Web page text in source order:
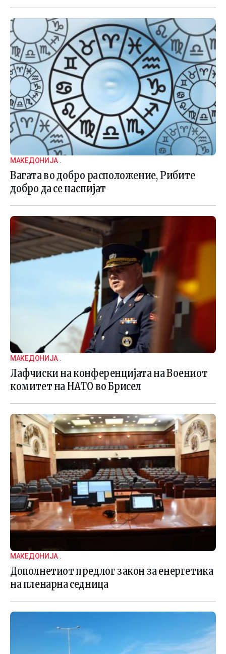
МАКЕДОНИЈА .
Вагата во добро расположение, Рибите
добро да се наспијат
МАКЕДОНИЈА .
Лафчиски на конференцијата на Воениот
комитет на НАТО во Брисел
МАКЕДОНИЈА .
Дополнетиот предлог закон за енергетика
на пленарна седница